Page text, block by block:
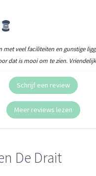
met veel faciliteiten en gunstige
dat is mooi om te zien.
Schrijf een review
Meer reviews lezen
De Drait